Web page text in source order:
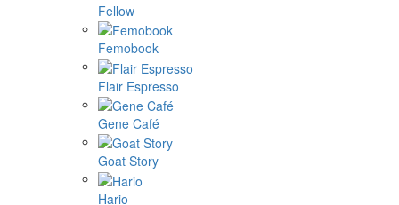
Fellow
Femobook
Flair Espresso
Gene Café
Goat Story
Hario